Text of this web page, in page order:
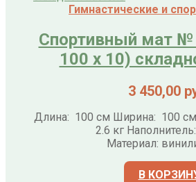
Гимнастические и
Спортивный мат
100 х 10)
3 450,00
Длина: 100 см Ширина: 100
2.6 кг
Материал:
В